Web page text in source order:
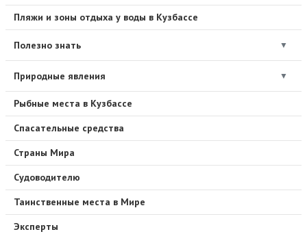
Пляжи и зоны отдыха у воды в Кузбассе
Полезно знать ▼
Природные явления ▼
Рыбные места в Кузбассе
Спасательные средства
Страны Мира
Судоводителю
Таинственные места в Мире
Эксперты